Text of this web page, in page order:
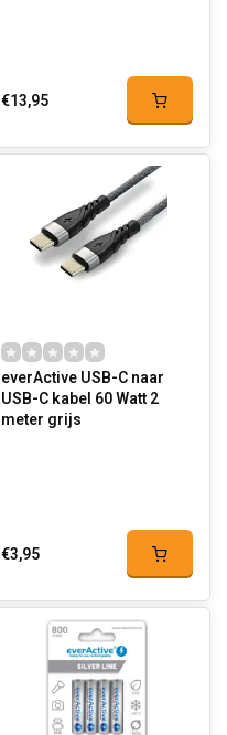
€13,95
everActive USB-C naar
USB-C kabel 60 Watt 2
meter grijs
€3,95